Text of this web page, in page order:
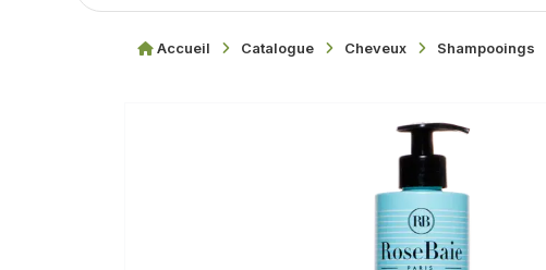
Accueil Catalogue Cheveux Shampooings